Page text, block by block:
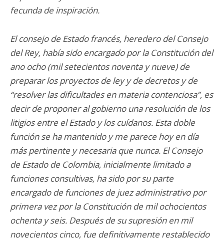
fecunda de inspiración.
El consejo de Estado francés, heredero del Consejo
del Rey, había sido encargado por la Constitución del
ano ocho (mil setecientos noventa y nueve) de
preparar los proyectos de ley y de decretos y de
“resolver las dificultades en materia contenciosa”, es
decir de proponer al gobierno una resolución de los
litigios entre el Estado y los cuídanos. Esta doble
función se ha mantenido y me parece hoy en día
más pertinente y necesaria que nunca. El Consejo
de Estado de Colombia, inicialmente limitado a
funciones consultivas, ha sido por su parte
encargado de funciones de juez administrativo por
primera vez por la Constitución de mil ochocientos
ochenta y seis. Después de su supresión en mil
novecientos cinco, fue definitivamente restablecido